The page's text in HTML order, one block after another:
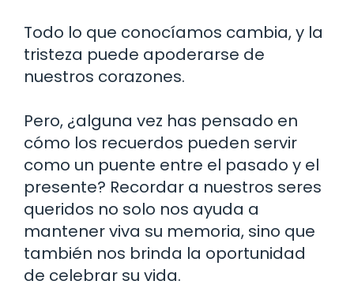
Todo lo que conocíamos cambia, y la
tristeza puede apoderarse de
nuestros corazones.
Pero, ¿alguna vez has pensado en
cómo los recuerdos pueden servir
como un puente entre el pasado y el
presente? Recordar a nuestros seres
queridos no solo nos ayuda a
mantener viva su memoria, sino que
también nos brinda la oportunidad
de celebrar su vida.